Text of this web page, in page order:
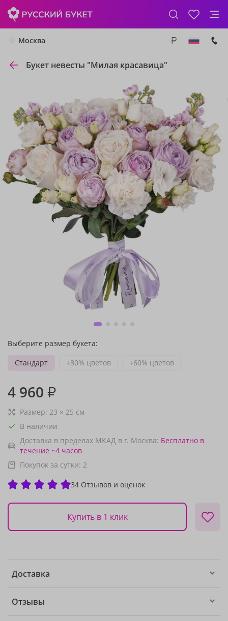
Москва
Букет невесты "Милая красавица"
Выберите размер букета:
Стандарт
+30% цветов +60% цветов
4 960 ₽
Размер: 23 × 25 см
В наличии
Доставка в пределах МКАД в г. Москва: Бесплатно в
течение ~4 часов
Покупок за сутки: 2
34 Отзывов и оценок
Купить в 1 клик
Доставка
Отзывы